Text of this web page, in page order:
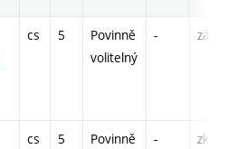
cs 5
Povinně
volitelný
- zá,zk
cs 5
Povinně
- zk